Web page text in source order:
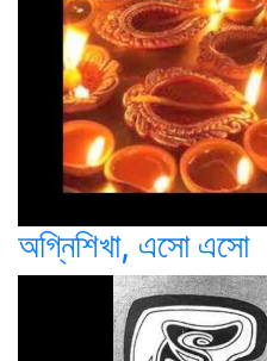
অগ্নিশিখা, এসো এসো